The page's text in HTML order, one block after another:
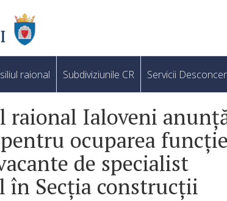
raional Subdiviziunile CR Servicii
raional Ialoveni
ocuparea
de specialist
în Secția construcții